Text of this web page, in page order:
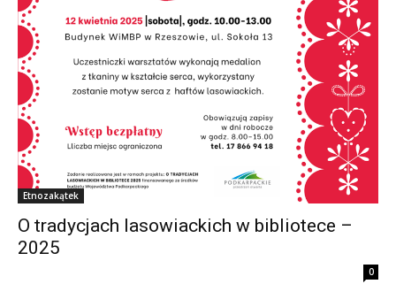
Etnozakątek
O tradycjach lasowiackich w bibliotece –
2025
0